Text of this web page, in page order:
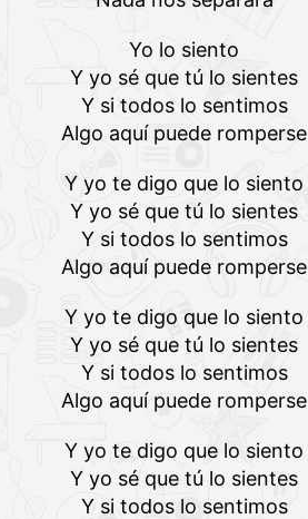
Yo lo siento
Y yo sé que tú lo sientes
Y si todos lo sentimos
Algo aquí puede romperse
Y yo te digo que lo siento
Y yo sé que tú lo sientes
Y si todos lo sentimos
Algo aquí puede romperse
Y yo te digo que lo siento
Y yo sé que tú lo sientes
Y si todos lo sentimos
Algo aquí puede romperse
Y yo te digo que lo siento
Y yo sé que tú lo sientes
Y si todos lo sentimos